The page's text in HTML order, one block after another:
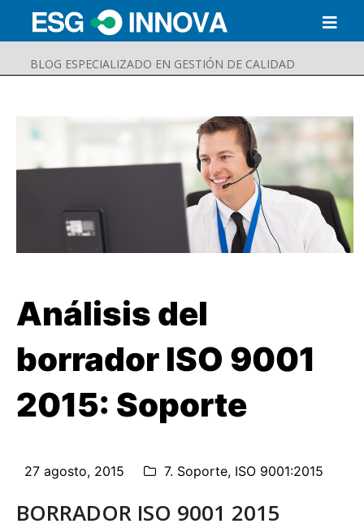
BLOG ESPECIALIZADO EN GESTIÓN DE CALIDAD
Buscar Enviar
Análisis del
borrador ISO 9001
2015: Soporte
27 agosto, 2015 7. Soporte, ISO 9001:2015
BORRADOR ISO 9001 2015